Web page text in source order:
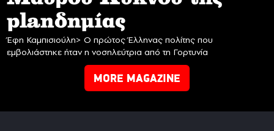
planδημίας
Έφη Καμπισιούλη> Ο πρώτος Έλληνας πολίτης που
εμβολιάστηκε ήταν η νοσηλεύτρια από τη Γορτυνία
MORE MAGAZINE